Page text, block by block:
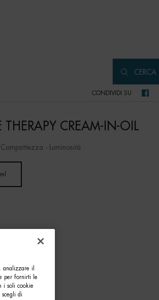
CERCA
CONDIVIDI SU
THERAPY CREAM-IN-OIL
Compattezza - Luminosità
Selected
, 1 of 1
analizzare il
per fornirti le
i soli cookie
scegli di